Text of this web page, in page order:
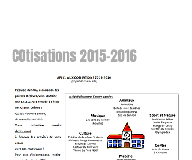
COtisations2015-2016